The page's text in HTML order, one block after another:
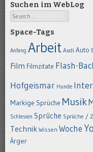
Suchen im WebLog
Search
Space-Tags
Anfang Arbeit Audi Auto
Film Filmzitate Flash-
Hofgeismar Hunde
Markige Sprüche Musik
Schlesien Sprüche Sprüche /
Technik Wissen Woche
Ärger